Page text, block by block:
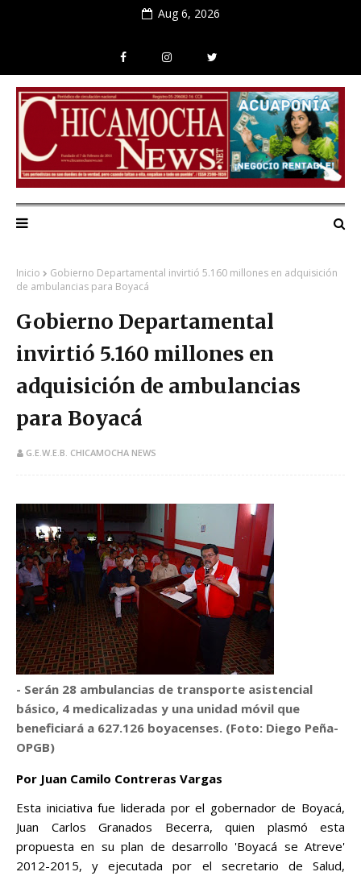
Aug 6, 2026
Inicio
Gobierno Departamental invirtió 5.160 millones en adquisición
de ambulancias para Boyacá
Gobierno Departamental
invirtió 5.160 millones en
adquisición de ambulancias
para Boyacá
G.E.W.E.B. CHICAMOCHA NEWS
- Serán 28 ambulancias de transporte asistencial
básico, 4 medicalizadas y una unidad móvil que
beneficiará a 627.126 boyacenses. (Foto: Diego Peña-
OPGB)
Por Juan Camilo Contreras Vargas
Esta iniciativa fue liderada por el gobernador de Boyacá,
Juan Carlos Granados Becerra, quien plasmó esta
propuesta en su plan de desarrollo 'Boyacá se Atreve'
2012-2015, y ejecutada por el secretario de Salud,